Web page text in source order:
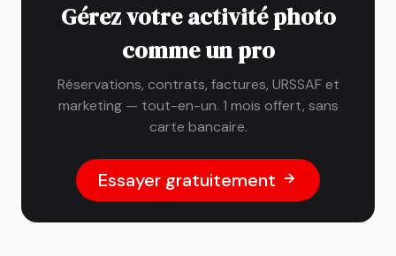
Gérez votre activité photo
comme un pro
Réservations, contrats, factures, URSSAF et
marketing — tout-en-un. 1 mois offert, sans
carte bancaire.
Essayer gratuitement